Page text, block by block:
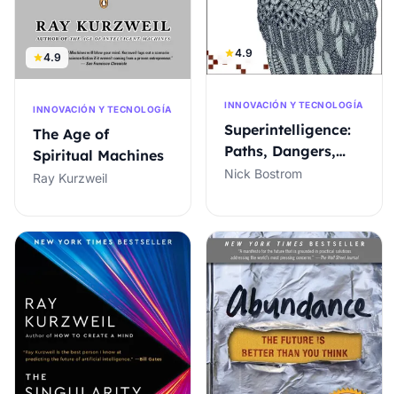
4.9
INNOVACIÓN Y TECNOLOGÍA
The Age of
Spiritual Machines
Ray Kurzweil
4.9
INNOVACIÓN Y TECNOLOGÍA
Superintelligence:
Paths, Dangers,
Strategies
Nick Bostrom